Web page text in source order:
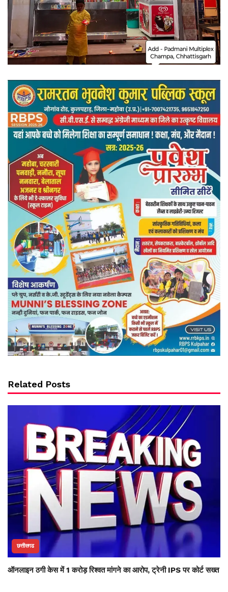
Related Posts
छत्तीसगढ
ऑनलाइन ठगी केस में 1 करोड़ रिश्वत मांगने का आरोप, ट्रेनी IPS पर कोर्ट सख्त